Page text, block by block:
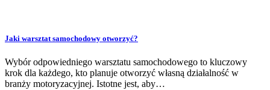
Jaki warsztat samochodowy otworzyć?
Wybór odpowiedniego warsztatu samochodowego to kluczowy
krok dla każdego, kto planuje otworzyć własną działalność w
branży motoryzacyjnej. Istotne jest, aby…